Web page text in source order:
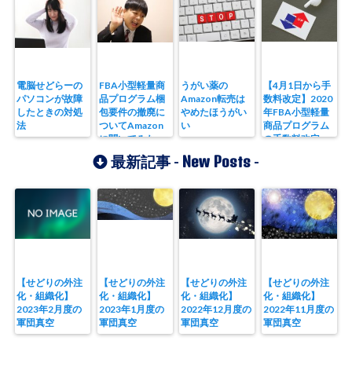
電脳せどらーの
パソコンが故障
したときの対処
法
FBA小型軽量商
品プログラム梱
包要件の撤廃に
ついてAmazon
に聞いてみた
うがい薬の
Amazon転売は
やめたほうがい
い
【4月1日から手
数料改定】2020
年FBA小型軽量
商品プログラム
の手数料改定
最新記事 - New Posts -
【せどりの外注
化・組織化】
2023年2月度の
軍団真空
【せどりの外注
化・組織化】
2023年1月度の
軍団真空
【せどりの外注
化・組織化】
2022年12月度の
軍団真空
【せどりの外注
化・組織化】
2022年11月度の
軍団真空